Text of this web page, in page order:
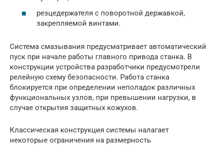
резцедержателя с поворотной державкой,
закрепляемой винтами.
Система смазывания предусматривает автоматический
пуск при начале работы главного привода станка. В
конструкции устройства разработчики предусмотрели
релейную схему безопасности. Работа станка
блокируется при определении неполадок различных
функциональных узлов, при превышении нагрузки, в
случае открытия защитных кожухов.
Классическая конструкция системы налагает
некоторые ограничения на размерность